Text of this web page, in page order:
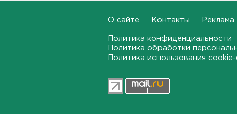
мощный пожар – горели
машины на парковке
На территории школы в
Таиланде произошла
О сайте Контакты Реклама
Политика конфиденциальности
Политика обработки
Политика использования